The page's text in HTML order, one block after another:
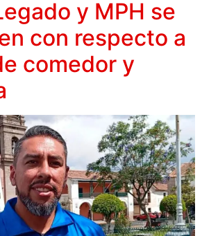
y MPH se
con respecto a
comedor y